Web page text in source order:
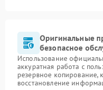
Оригинальные
безопасное
Использование
аккуратная работа с
резервное копирование,
восстановление